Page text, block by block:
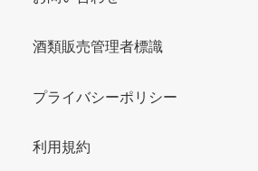
酒類販売管理者標識
プライバシーポリシー
利用規約